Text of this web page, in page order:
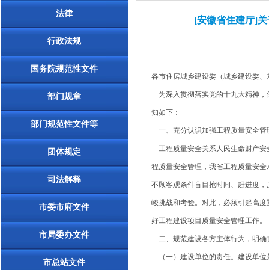
法律
行政法规
国务院规范性文件
部门规章
部门规范性文件等
团体规定
司法解释
市委市府文件
市局委办文件
市总站文件
[安徽省住建厅]
各市住房城乡建设委（城乡建设委
为深入贯彻落实党的十九大精神，
知如下：
一、充分认识加强工程质量安全管
工程质量安全关系人民生命财产安
程质量安全管理，我省工程质量安
不顾客观条件盲目抢时间、赶进度
峻挑战和考验。对此，必须引起高
好工程建设项目质量安全管理工作。
二、规范建设各方主体行为，明确
（一）建设单位的责任。建设单位